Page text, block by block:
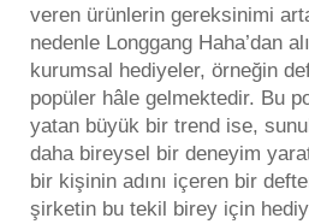
veren ürünlerin gereksinimi
nedenle Longgang Haha’dan
kurumsal hediyeler, örneğin
popüler hâle gelmektedir. Bu
yatan büyük bir trend ise,
daha bireysel bir deneyim
bir kişinin adını içeren bir
şirketin bu tekil birey için